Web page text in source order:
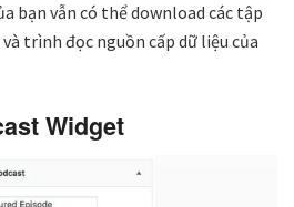
bạn vẫn có thể download các tập
trình đọc nguồn cấp dữ liệu của
Widget